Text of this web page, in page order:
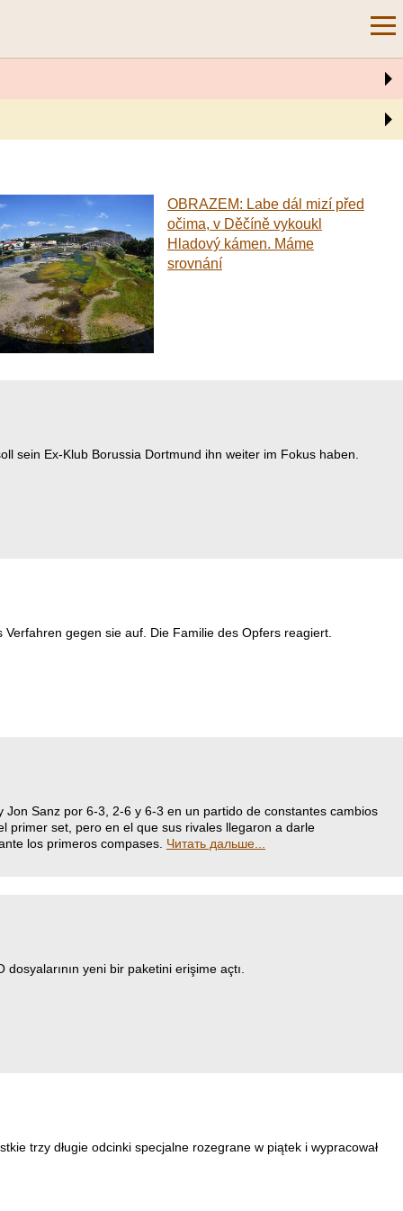
OBRAZEM: Labe dál mizí před
očima, v Děčíně vykoukl
Hladový kámen. Máme
srovnání
sein Ex-Klub Borussia Dortmund ihn weiter im Fokus haben.
gegen sie auf. Die Familie des Opfers reagiert.
Sanz por 6-3, 2-6 y 6-3 en un partido de constantes cambios
primer set, pero en el que sus rivales llegaron a darle
los primeros compases. Читать дальше...
yeni bir paketini erişime açtı.
trzy długie odcinki specjalne rozegrane w piątek i wypracował